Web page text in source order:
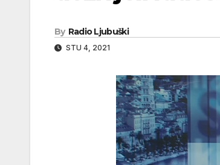
By Radio Ljubuški
STU 4, 2021